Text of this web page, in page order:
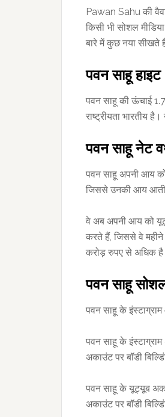
Pawan Sahu की
किसी भी सोशल
बारे में कुछ नया
पवन साहू
पवन साहू की ऊंचाई
राष्ट्रीयता भारतीय
पवन साहू नेट
पवन साहू अपनी आय
जिससे उनकी आय आती
वे अब अपनी आय को
करते हैं, जिससे वे महीने
करोड़ रुपए से अधिक
पवन साहू
पवन साहू के
पवन साहू के
अकाउंट पर बॉडी
पवन साहू के यूट्यूब
अकाउंट पर बॉडी